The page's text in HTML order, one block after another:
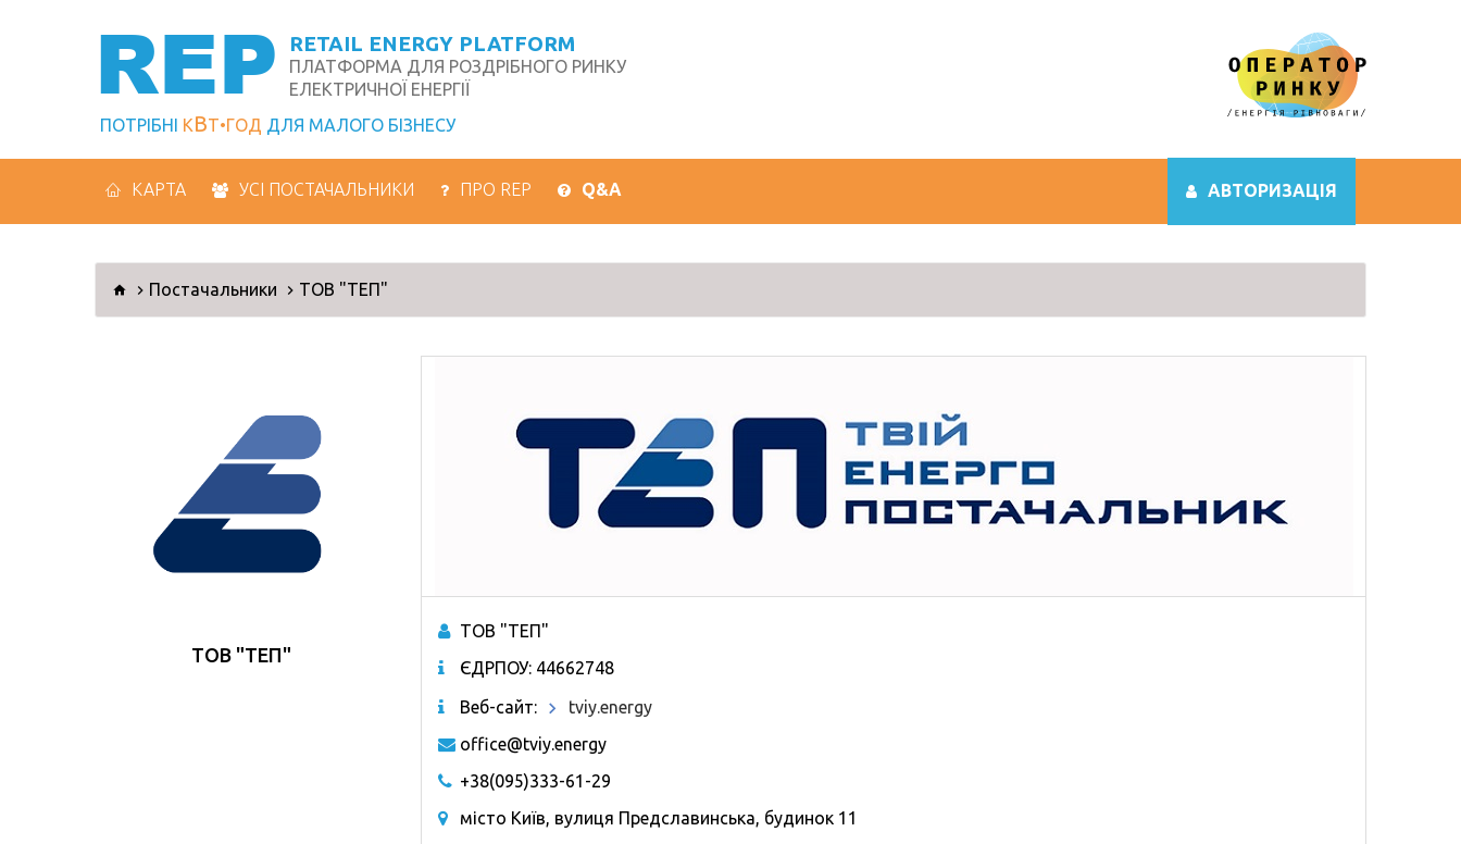
REP RETAIL ENERGY PLATFORM
ПЛАТФОРМА ДЛЯ РОЗДРІБНОГО РИНКУ
ЕЛЕКТРИЧНОЇ ЕНЕРГІЇ
ПОТРІБНІ КВТ ГОД ДЛЯ МАЛОГО БІЗНЕСУ
КАРТА УСІ ПОСТАЧАЛЬНИКИ ПРО REP Q&A АВТОРИЗАЦІЯ
Постачальники ТОВ "ТЕП"
ТОВ "ТЕП"
ТОВ "ТЕП"
ЄДРПОУ: 44662748
Веб-сайт:
tviy.energy
office@tviy.energy
+38(095)333-61-29
місто Київ, вулиця Предславинська, будинок 11